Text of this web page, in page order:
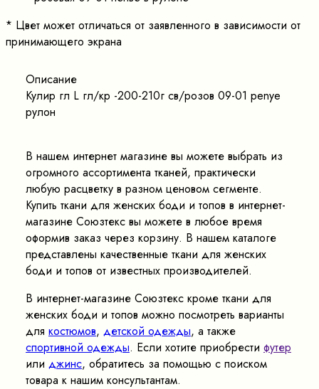
* Цвет может отличаться от заявленного в зависимости от
принимающего экрана
Описание
Кулир гл L гл/кр -200-210г св/розов 09-01 penye
рулон
В нашем интернет магазине вы можете выбрать из
огромного ассортимента тканей, практически
любую расцветку в разном ценовом сегменте.
Купить ткани для женских боди и топов в интернет-
магазине Союзтекс вы можете в любое время
оформив заказ через корзину. В нашем каталоге
представлены качественные ткани для женских
боди и топов от известных производителей.
В интернет-магазине Союзтекс кроме ткани для
женских боди и топов можно посмотреть варианты
для костюмов, детской одежды, а также
спортивной одежды. Если хотите приобрести футер
или джинс, обратитесь за помощью с поиском
товара к нашим консультантам.